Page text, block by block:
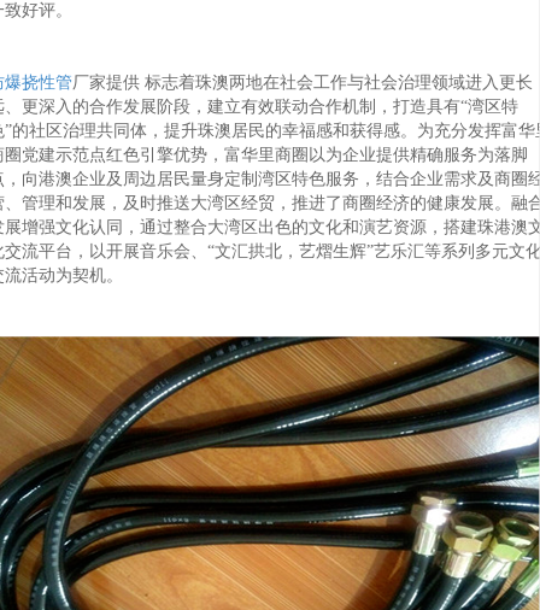
好评。
爆挠性管厂家提供 标志着珠澳两地在社会工作与社会治理领域进入更长
、更深入的合作发展阶段，建立有效联动合作机制，打造具有“湾区特
”的社区治理共同体，提升珠澳居民的幸福感和获得感。为充分发挥富华
圈党建示范点红色引擎优势，富华里商圈以为企业提供精确服务为落脚
，向港澳企业及周边居民量身定制湾区特色服务，结合企业需求及商圈
、管理和发展，及时推送大湾区经贸，推进了商圈经济的健康发展。融
展增强文化认同，通过整合大湾区出色的文化和演艺资源，搭建珠港澳
交流平台，以开展音乐会、“文汇拱北，艺熠生辉”艺乐汇等系列多元文
流活动为契机。